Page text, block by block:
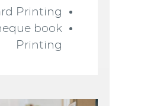
Printing
book
Printing